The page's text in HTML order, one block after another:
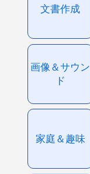
文書作成
画像＆サウン
ド
家庭＆趣味